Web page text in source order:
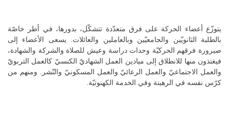
يتوزّع أعضاء الحركة على فرق متعدّدة تتشكّل، بدورها، في أطر خاصّة
بالطلبة الثانويّين والجامعيّين وبالعاملين والعائلات. يسعى الأعضاء إلى
صيرورة فرقهم الحركيّة وحدات دراسة وعيش للصلاة والشركة والشهادة،
فيغتذون منها للانطلاق إلى ميادين العمل الشهاديّ الكنسيّ كالعمل التربويّ
والعمل الاجتماعيّ والعمل الرعائيّ والعمل المسكونيّ والنّشر. ومنهم من
كرّس نفسه في الرهبنة وفي الخدمة الكهنوتيّة.